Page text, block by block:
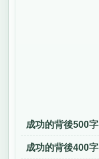
成功的背後500字
成功的背後400字